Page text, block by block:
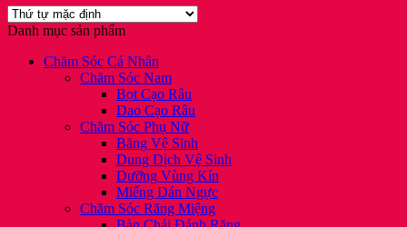
Danh mục sản phẩm
Chăm Sóc Cá Nhân
Chăm Sóc Nam
Bọt Cạo Râu
Dao Cạo Râu
Chăm Sóc Phụ Nữ
Băng Vệ Sinh
Dung Dịch Vệ Sinh
Dưỡng Vùng Kín
Miếng Dán Ngực
Chăm Sóc Răng Miệng